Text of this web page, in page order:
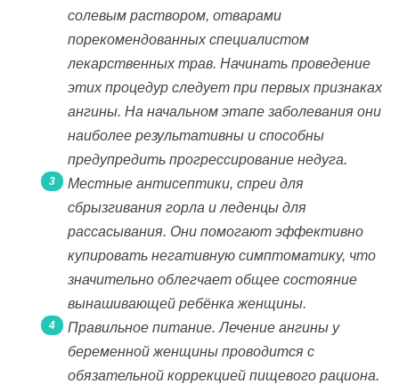
солевым раствором, отварами
порекомендованных специалистом
лекарственных трав. Начинать проведение
этих процедур следует при первых признаках
ангины. На начальном этапе заболевания они
наиболее результативны и способны
предупредить прогрессирование недуга.
Местные антисептики, спреи для
сбрызгивания горла и леденцы для
рассасывания. Они помогают эффективно
купировать негативную симптоматику, что
значительно облегчает общее состояние
вынашивающей ребёнка женщины.
Правильное питание. Лечение ангины у
беременной женщины проводится с
обязательной коррекцией пищевого рациона.